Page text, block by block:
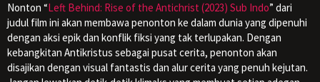
Nonton “Left Behind: Rise of the Antichrist (2023) Sub Indo” dari
judul film ini akan membawa penonton ke dalam dunia yang dipenuhi
dengan aksi epik dan konflik fiksi yang tak terlupakan. Dengan
kebangkitan Antikristus sebagai pusat cerita, penonton akan
disajikan dengan visual fantastis dan alur cerita yang penuh kejutan.